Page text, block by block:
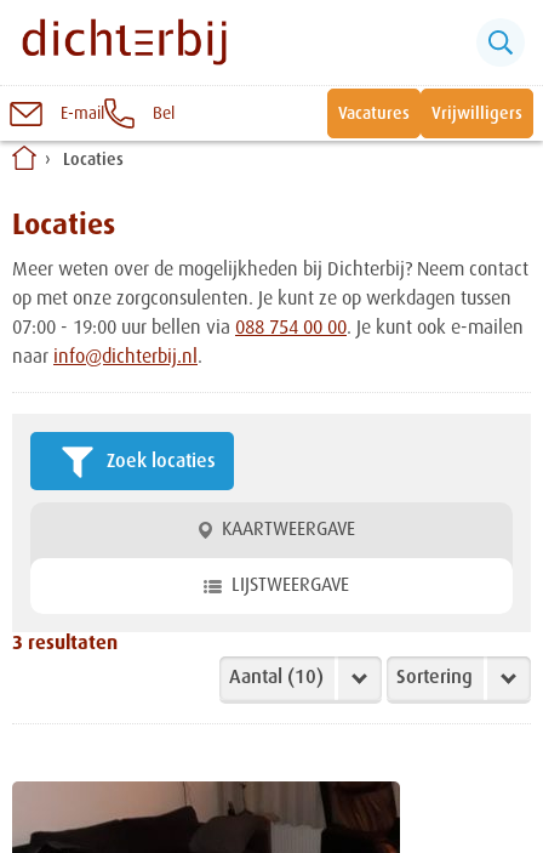
Naar
inhoud
E-mail Bel Vacatures Vrijwilligers
Locaties
Locaties
Meer weten over de mogelijkheden bij Dichterbij? Neem contact
op met onze zorgconsulenten. Je kunt ze op werkdagen tussen
07:00 - 19:00 uur bellen via 088 754 00 00. Je kunt ook e-mailen
naar info@dichterbij.nl.
Zoek locaties
KAARTWEERGAVE
LIJSTWEERGAVE
3 resultaten
Snel naar:
Wonen bij Dichterbij
Zinvolle dagbesteding